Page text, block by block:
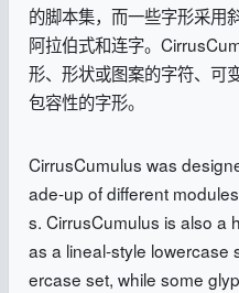
的脚本集，而一些字形采用
阿拉伯式和连字。
形、形状或图案的字符、可
包容性的字形。
CirrusCumulus was
ade-up of different
s. CirrusCumulus is also a
as a lineal-style lowercase
ercase set, while some